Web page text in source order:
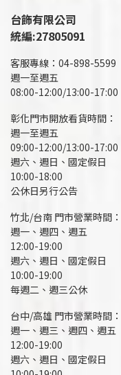
台飾有限公司
統編:27805091
客服專線：04-898-5599
週一至週五
08:00-12:00/13:00-17:00
彰化門市開放看貨時間：
週一至週五
09:00-12:00/13:00-17:00
週六、週日、國定假日
10:00-18:00
公休日另行公告
竹北/台南 門市營業時間：
週一、週四、週五
12:00-19:00
週六、週日、國定假日
10:00-19:00
每週二、週三公休
台中/高雄 門市營業時間：
週一、週三、週四、週五
12:00-19:00
週六、週日、國定假日